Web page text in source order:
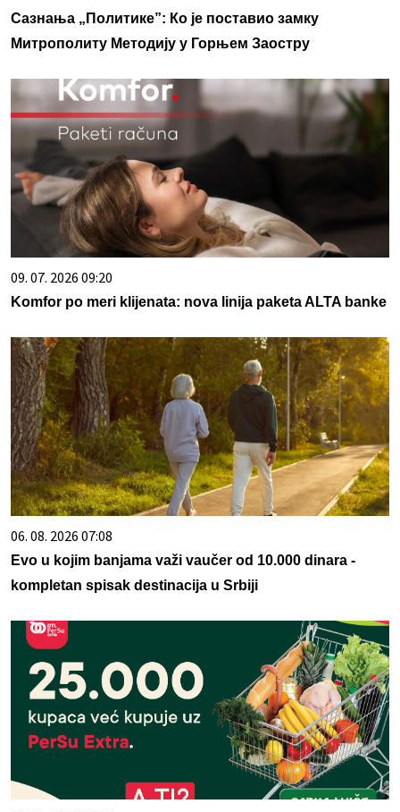
Сазнања „Политике”: Ко је поставио замку
Митрополиту Методију у Горњем Заостру
09. 07. 2026 09:20
Komfor po meri klijenata: nova linija paketa ALTA banke
06. 08. 2026 07:08
Evo u kojim banjama važi vaučer od 10.000 dinara -
kompletan spisak destinacija u Srbiji